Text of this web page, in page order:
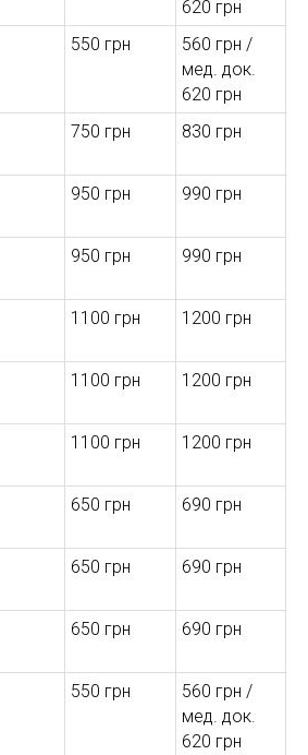
620 грн
550 грн
560 грн /
мед. док.
620 грн
750 грн 830 грн
950 грн 990 грн
950 грн 990 грн
1100 грн 1200 грн
1100 грн 1200 грн
1100 грн 1200 грн
650 грн 690 грн
650 грн 690 грн
650 грн 690 грн
550 грн
560 грн /
мед. док.
620 грн